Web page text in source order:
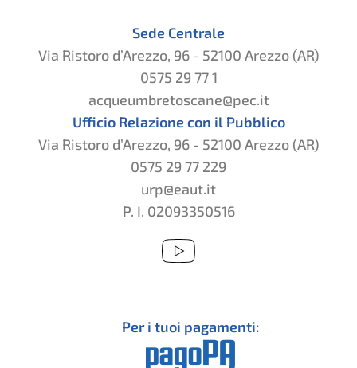
Sede Centrale
Via Ristoro d’Arezzo, 96 - 52100 Arezzo (AR)
0575 29 77 1
acqueumbretoscane@pec.it
Ufficio Relazione con il Pubblico
Via Ristoro d’Arezzo, 96 - 52100 Arezzo (AR)
0575 29 77 229
urp@eaut.it
P. I. 02093350516
Per i tuoi pagamenti: